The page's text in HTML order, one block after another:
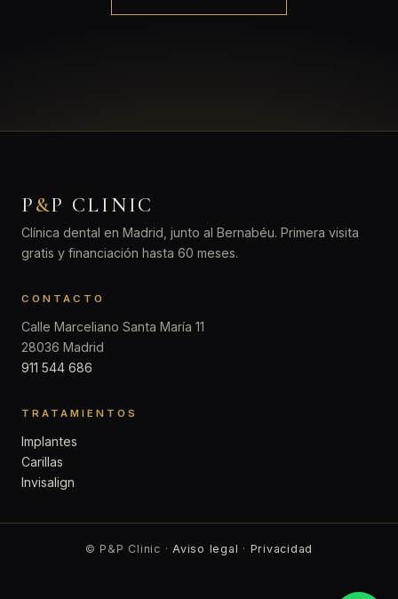
P&P CLINIC
Clínica dental en Madrid, junto al Bernabéu. Primera visita
gratis y financiación hasta 60 meses.
CONTACTO
Calle Marceliano Santa María 11
28036 Madrid
911 544 686
TRATAMIENTOS
Implantes
Carillas
Invisalign
© P&P Clinic ·Aviso legal · Privacidad